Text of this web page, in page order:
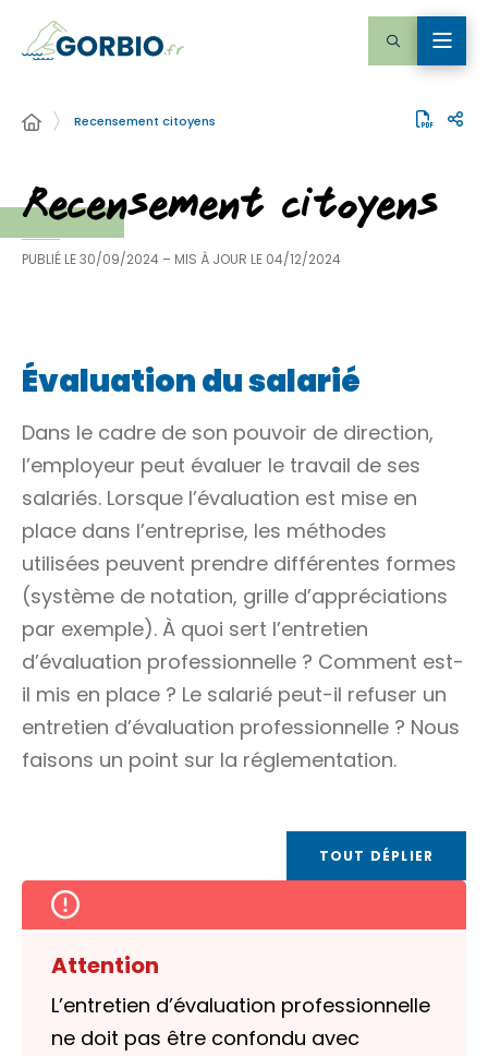
Recensement citoyens
Recensement citoyens
PUBLIÉ LE30/09/2024 – MIS À JOUR LE 04/12/2024
Évaluation du salarié
Dans le cadre de son pouvoir de direction,
l’employeur peut évaluer le travail de ses
salariés. Lorsque l’évaluation est mise en
place dans l’entreprise, les méthodes
utilisées peuvent prendre différentes formes
(système de notation, grille d’appréciations
par exemple). À quoi sert l’entretien
d’évaluation professionnelle ? Comment est-
il mis en place ? Le salarié peut-il refuser un
entretien d’évaluation professionnelle ? Nous
faisons un point sur la réglementation.
TOUT DÉPLIER
Attention
L’entretien d’évaluation professionnelle
ne doit pas être confondu avec